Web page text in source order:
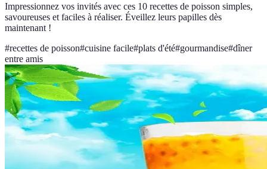
Impressionnez vos invités avec ces 10 recettes de poisson simples,
savoureuses et faciles à réaliser. Éveillez leurs papilles dès
maintenant !
#recettes de poisson#cuisine facile#plats d'été#gourmandise#dîner
entre amis